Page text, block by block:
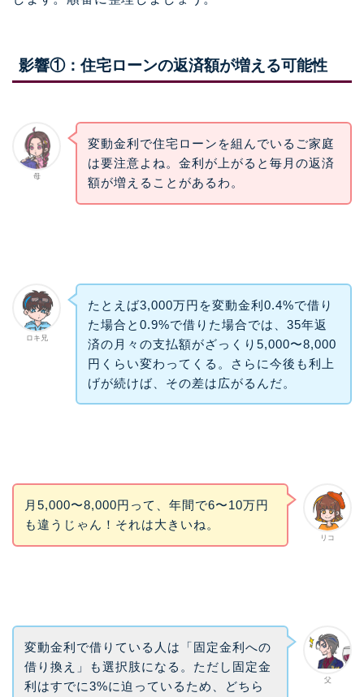
影響①：住宅ローンの返済額が増える可能性
母
変動金利で住宅ローンを組んでいるご家庭
は要注意よね。金利が上がると毎月の返済
額が増えることがあるわ。
ロキ兄
たとえば3,000万円を変動金利0.4%で借り
た場合と0.9%で借りた場合では、35年返
済の月々の支払額がざっくり5,000〜8,000
円くらい変わってくる。さらに今後も利上
げが続けば、その差は広がるんだ。
リコ
月5,000〜8,000円って、年間で6〜10万円
も違うじゃん！それは大きいね。
父
変動金利で借りている人は「固定金利への
借り換え」も選択肢になる。ただし固定金
利はすでに3%に迫っているため、どちら